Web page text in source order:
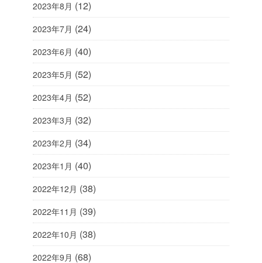
2023年8月 (12)
2023年7月 (24)
2023年6月 (40)
2023年5月 (52)
2023年4月 (52)
2023年3月 (32)
2023年2月 (34)
2023年1月 (40)
2022年12月 (38)
2022年11月 (39)
2022年10月 (38)
2022年9月 (68)